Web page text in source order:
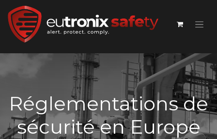
Réglementations de
sécurité en Europe